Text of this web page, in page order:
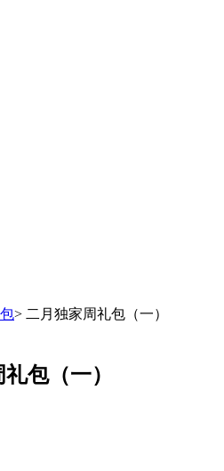
> 二月独家周礼包（一）
包（一）